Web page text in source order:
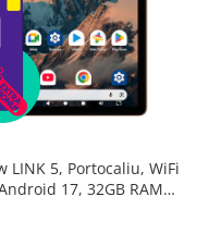
LINK 5, Portocaliu, WiFi
17, 32GB RAM